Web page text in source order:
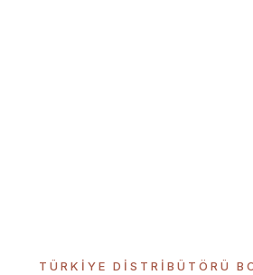
TÜRKİYE DİSTRİBÜTÖRÜ